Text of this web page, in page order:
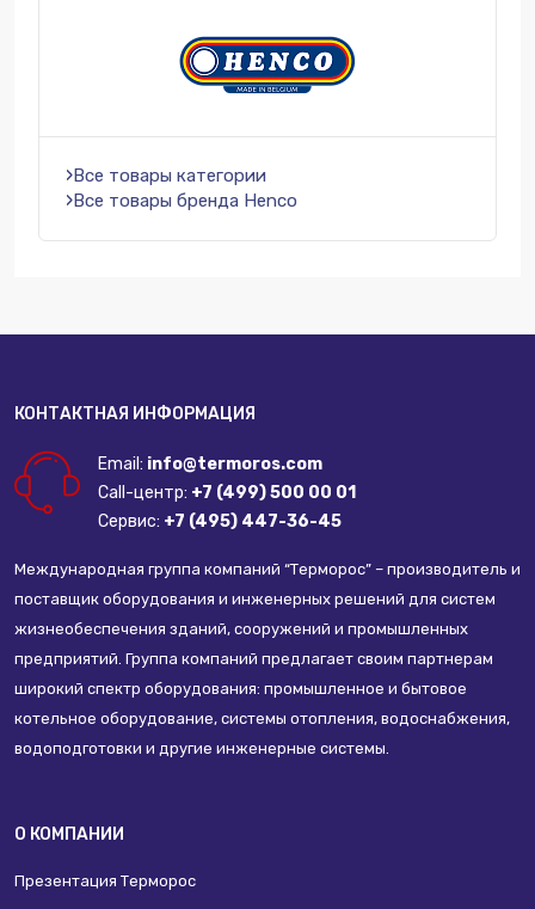
Все товары категории
Все товары бренда Henco
КОНТАКТНАЯ ИНФОРМАЦИЯ
Email: info@termoros.com
Call-центр: +7 (499) 500 00 01
Сервис: +7 (495) 447-36-45
Международная группа компаний “Терморос” – производитель и
поставщик оборудования и инженерных решений для систем
жизнеобеспечения зданий, сооружений и промышленных
предприятий. Группа компаний предлагает своим партнерам
широкий спектр оборудования: промышленное и бытовое
котельное оборудование, системы отопления, водоснабжения,
водоподготовки и другие инженерные системы.
О КОМПАНИИ
Презентация Терморос